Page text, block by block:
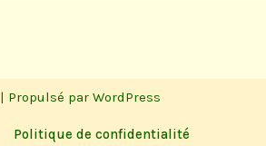
| Propulsé par WordPress
Politique de confidentialité